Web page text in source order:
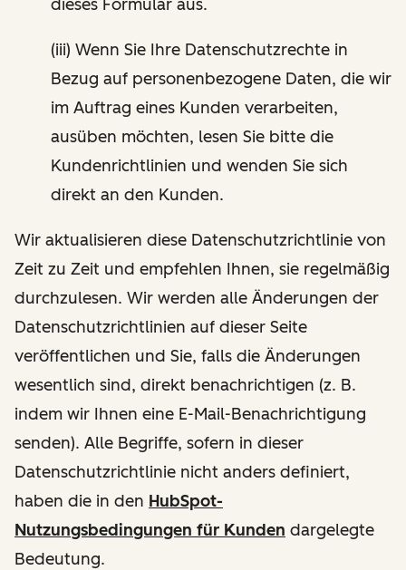
dieses Formular aus.
(iii) Wenn Sie Ihre Datenschutzrechte in
Bezug auf personenbezogene Daten, die wir
im Auftrag eines Kunden verarbeiten,
ausüben möchten, lesen Sie bitte die
Kundenrichtlinien und wenden Sie sich
direkt an den Kunden.
Wir aktualisieren diese Datenschutzrichtlinie von
Zeit zu Zeit und empfehlen Ihnen, sie regelmäßig
durchzulesen. Wir werden alle Änderungen der
Datenschutzrichtlinien auf dieser Seite
veröffentlichen und Sie, falls die Änderungen
wesentlich sind, direkt benachrichtigen (z. B.
indem wir Ihnen eine E-Mail-Benachrichtigung
senden). Alle Begriffe, sofern in dieser
Datenschutzrichtlinie nicht anders definiert,
haben die in den HubSpot-
Nutzungsbedingungen für Kunden dargelegte
Bedeutung.